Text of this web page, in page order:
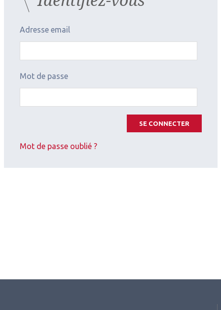
Prix public : 12,17 euros, remboursement Sécurité
Adresse email
Mot de passe
SE CONNECTER
Mot de passe oublié ?